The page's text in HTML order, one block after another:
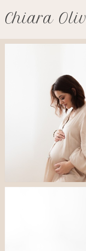
Chiara